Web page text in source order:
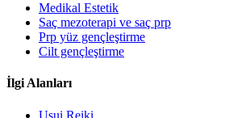
Medikal Estetik
Saç mezoterapi ve saç prp
Prp yüz gençleştirme
Cilt gençleştirme
İlgi Alanları
Usui Reiki